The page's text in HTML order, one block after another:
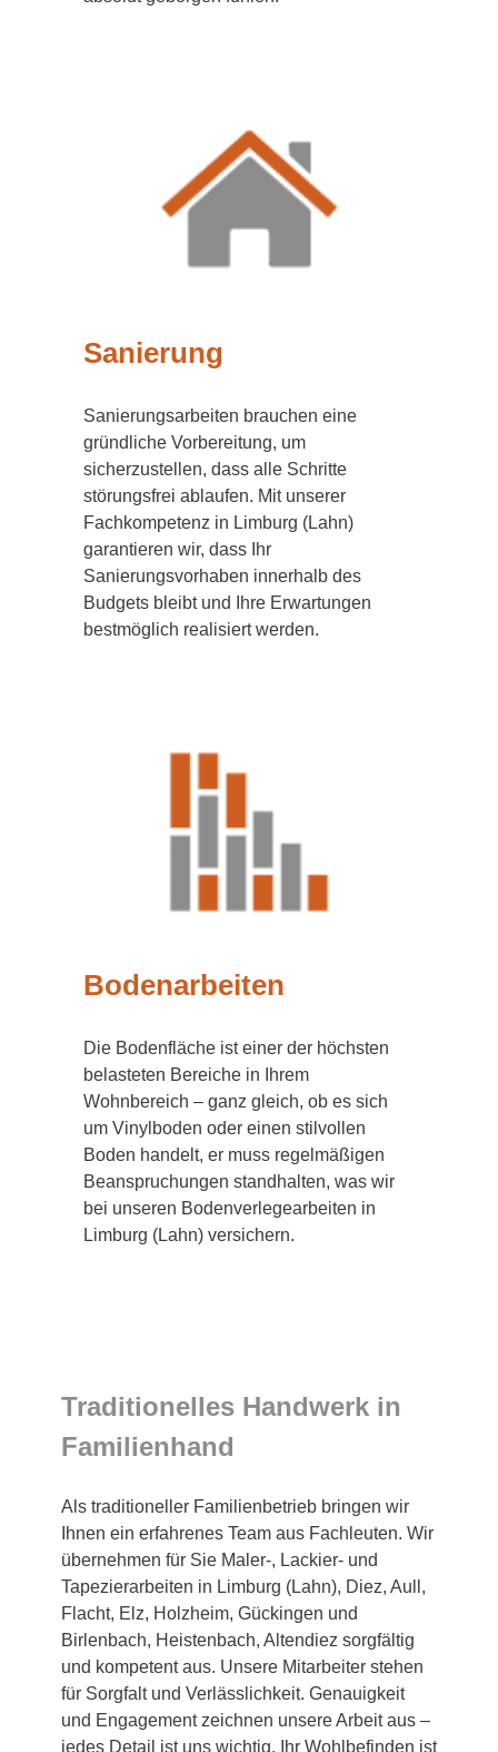
Sanierung
Sanierungsarbeiten brauchen eine
gründliche Vorbereitung, um
sicherzustellen, dass alle Schritte
störungsfrei ablaufen. Mit unserer
Fachkompetenz in Limburg (Lahn)
garantieren wir, dass Ihr
Sanierungsvorhaben innerhalb des
Budgets bleibt und Ihre Erwartungen
bestmöglich realisiert werden.
Bodenarbeiten
Die Bodenfläche ist einer der höchsten
belasteten Bereiche in Ihrem
Wohnbereich – ganz gleich, ob es sich
um Vinylboden oder einen stilvollen
Boden handelt, er muss regelmäßigen
Beanspruchungen standhalten, was wir
bei unseren Bodenverlegearbeiten in
Limburg (Lahn) versichern.
Traditionelles Handwerk in
Familienhand
Als traditioneller Familienbetrieb bringen wir
Ihnen ein erfahrenes Team aus Fachleuten. Wir
übernehmen für Sie Maler-, Lackier- und
Tapezierarbeiten in Limburg (Lahn), Diez, Aull,
Flacht, Elz, Holzheim, Gückingen und
Birlenbach, Heistenbach, Altendiez sorgfältig
und kompetent aus. Unsere Mitarbeiter stehen
für Sorgfalt und Verlässlichkeit. Genauigkeit
und Engagement zeichnen unsere Arbeit aus –
jedes Detail ist uns wichtig. Ihr Wohlbefinden ist